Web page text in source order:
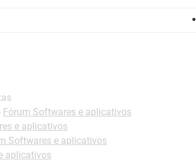
Fórum Softwares e aplicativos
e aplicativos
Softwares e aplicativos
aplicativos